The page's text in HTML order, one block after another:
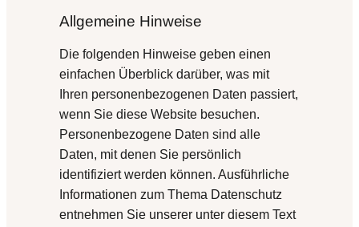
Allgemeine Hinweise
Die folgenden Hinweise geben einen
einfachen Überblick darüber, was mit
Ihren personenbezogenen Daten passiert,
wenn Sie diese Website besuchen.
Personenbezogene Daten sind alle
Daten, mit denen Sie persönlich
identifiziert werden können. Ausführliche
Informationen zum Thema Datenschutz
entnehmen Sie unserer unter diesem Text